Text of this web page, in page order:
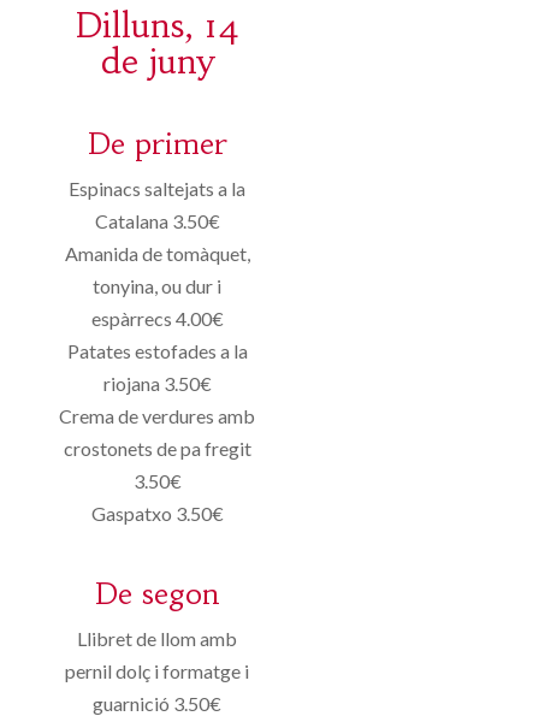
Dilluns, 14
de juny
De primer
Espinacs saltejats a la
Catalana 3.50€
Amanida de tomàquet,
tonyina, ou dur i
espàrrecs 4.00€
Patates estofades a la
riojana 3.50€
Crema de verdures amb
crostonets de pa fregit
3.50€
Gaspatxo 3.50€
De segon
Llibret de llom amb
pernil dolç i formatge i
guarnició 3.50€